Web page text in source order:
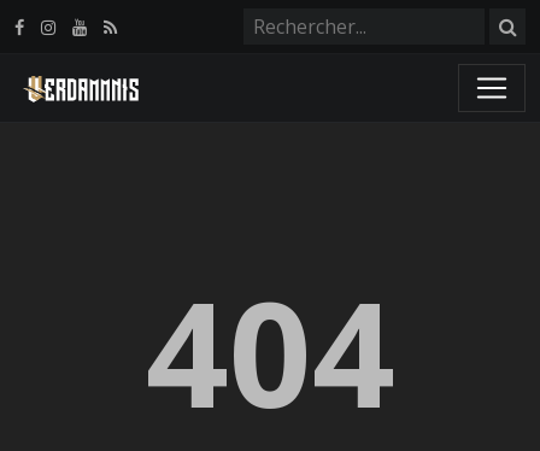
404
Panneau de gestion des cookies